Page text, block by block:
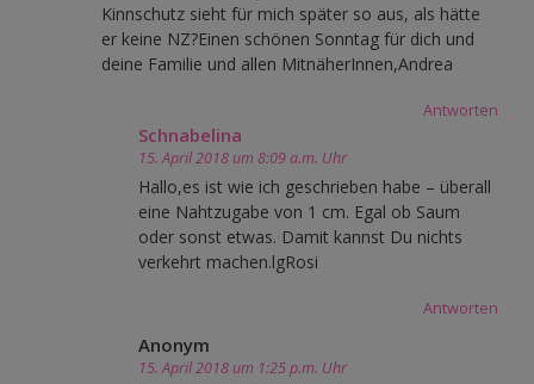
Kinnschutz sieht für mich später so aus, als hätte
er keine NZ?Einen schönen Sonntag für dich und
deine Familie und allen MitnäherInnen,Andrea
Antworten
Schnabelina
15. April 2018 um 8:09 a.m. Uhr
Hallo,es ist wie ich geschrieben habe – überall
eine Nahtzugabe von 1 cm. Egal ob Saum
oder sonst etwas. Damit kannst Du nichts
verkehrt machen.lgRosi
Antworten
Anonym
15. April 2018 um 1:25 p.m. Uhr